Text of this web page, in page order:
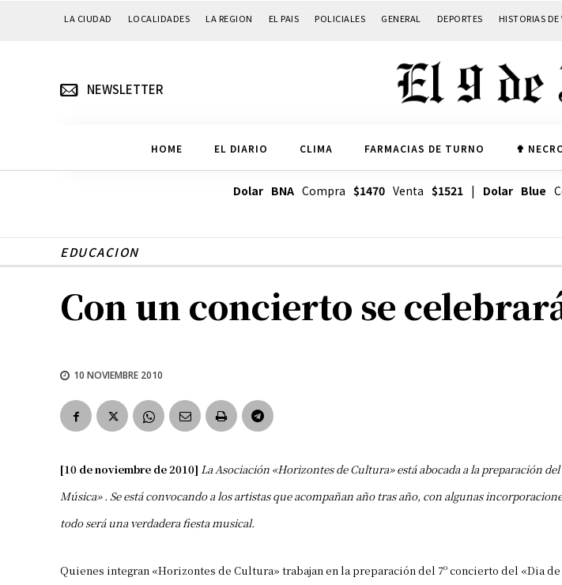
LA CIUDAD LOCALIDADES LA REGION EL PAIS POLICIALES GENERAL DEPORTES HISTORIAS DE
NEWSLETTER
HOME EL DIARIO CLIMA FARMACIAS DE TURNO ✟
Dolar BNACompra $1470Venta $1521| Dolar Blue
EDUCACION
Con un concierto se
10 NOVIEMBRE 2010
[10 de noviembre de 2010] La Asociación «Horizontes de Cultura» está abocada a la preparación
Música» . Se está convocando a los artistas que acompañan año tras año, con algunas
todo será una verdadera fiesta musical.
Quienes integran «Horizontes de Cultura» trabajan en la preparación del 7º concierto del «Dia